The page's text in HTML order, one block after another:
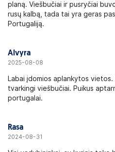
planą. Viešbučiai ir pusryčiai
rusų kalbą, tada tai yra geras
Portugaliją.
Alvyra
2025-08-08
Labai įdomios aplankytos
tvarkingi viešbučiai. Puikus
portugalai.
Rasa
2024-08-31